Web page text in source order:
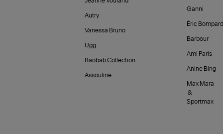
Autry
Vanessa Bruno
Ugg
Baobab Collection
Assouline
Ganni
Éric Bompard
Barbour
Ami Paris
Anine Bing
Max Mara
&
Sportmax